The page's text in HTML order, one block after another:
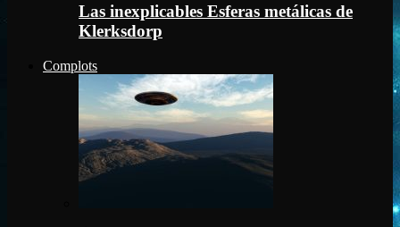
Las inexplicables Esferas metálicas de
Klerksdorp
Complots